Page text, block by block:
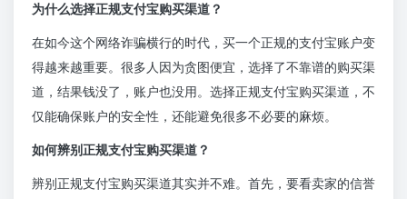
为什么选择正规支付宝购买渠道？
在如今这个网络诈骗横行的时代，买一个正规的支付宝账户变
得越来越重要。很多人因为贪图便宜，选择了不靠谱的购买渠
道，结果钱没了，账户也没用。选择正规支付宝购买渠道，不
仅能确保账户的安全性，还能避免很多不必要的麻烦。
如何辨别正规支付宝购买渠道？
辨别正规支付宝购买渠道其实并不难。首先，要看卖家的信誉